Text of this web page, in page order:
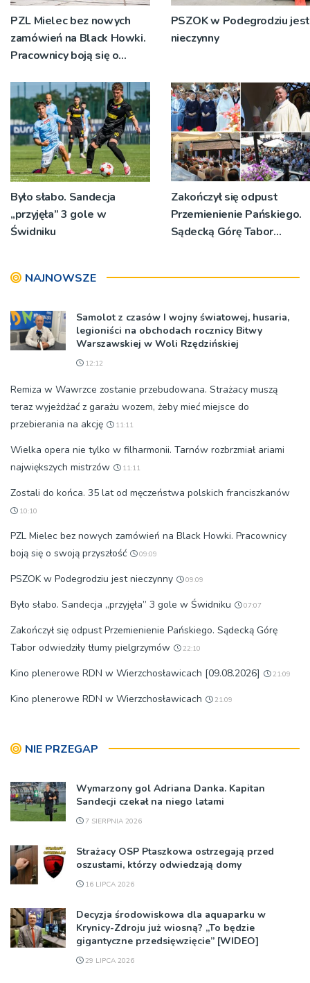
PZL Mielec bez nowych
zamówień na Black Howki.
Pracownicy boją się o
PSZOK w Podegrodziu jest
nieczynny
Było słabo. Sandecja
„przyjęła” 3 gole w
Świdniku
Zakończył się odpust
Przemienienie Pańskiego.
Sądecką Górę Tabor
NAJNOWSZE
Samolot z czasów I wojny światowej, husaria,
legioniści na obchodach rocznicy Bitwy
Warszawskiej w Woli Rzędzińskiej
12:12
Remiza w Wawrzce zostanie przebudowana. Strażacy muszą
teraz wyjeżdżać z garażu wozem, żeby mieć miejsce do
przebierania na akcję
11:11
Wielka opera nie tylko w filharmonii. Tarnów rozbrzmiał ariami
największych mistrzów
11:11
Zostali do końca. 35 lat od męczeństwa polskich franciszkanów
10:10
PZL Mielec bez nowych zamówień na Black Howki. Pracownicy
boją się o swoją przyszłość
09:09
PSZOK w Podegrodziu jest nieczynny 09:09
Było słabo. Sandecja „przyjęła” 3 gole w Świdniku 07:07
Zakończył się odpust Przemienienie Pańskiego. Sądecką Górę
Tabor odwiedziły tłumy pielgrzymów
22:10
Kino plenerowe RDN w Wierzchosławicach [09.08.2026] 21:09
Kino plenerowe RDN w Wierzchosławicach 21:09
NIE PRZEGAP
Wymarzony gol Adriana Danka. Kapitan
Sandecji czekał na niego latami
7 SIERPNIA 2026
Strażacy OSP Ptaszkowa ostrzegają przed
oszustami, którzy odwiedzają domy
16 LIPCA 2026
Decyzja środowiskowa dla aquaparku w
Krynicy-Zdroju już wiosną? „To będzie
gigantyczne przedsięwzięcie” [WIDEO]
29 LIPCA 2026